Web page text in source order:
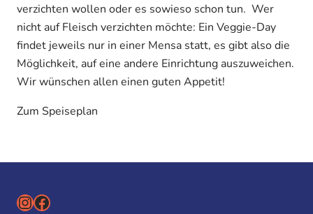
verzichten wollen oder es sowieso schon tun. Wer
nicht auf Fleisch verzichten möchte: Ein Veggie-Day
findet jeweils nur in einer Mensa statt, es gibt also die
Möglichkeit, auf eine andere Einrichtung auszuweichen.
Wir wünschen allen einen guten Appetit!
Zum Speiseplan
Instagram
Facebook